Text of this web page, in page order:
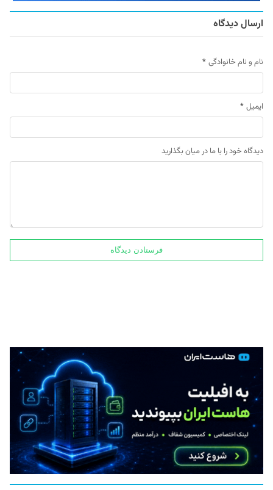
ارسال دیدگاه
نام و نام خانوادگی *
ایمیل *
دیدگاه خود را با ما در میان بگذارید